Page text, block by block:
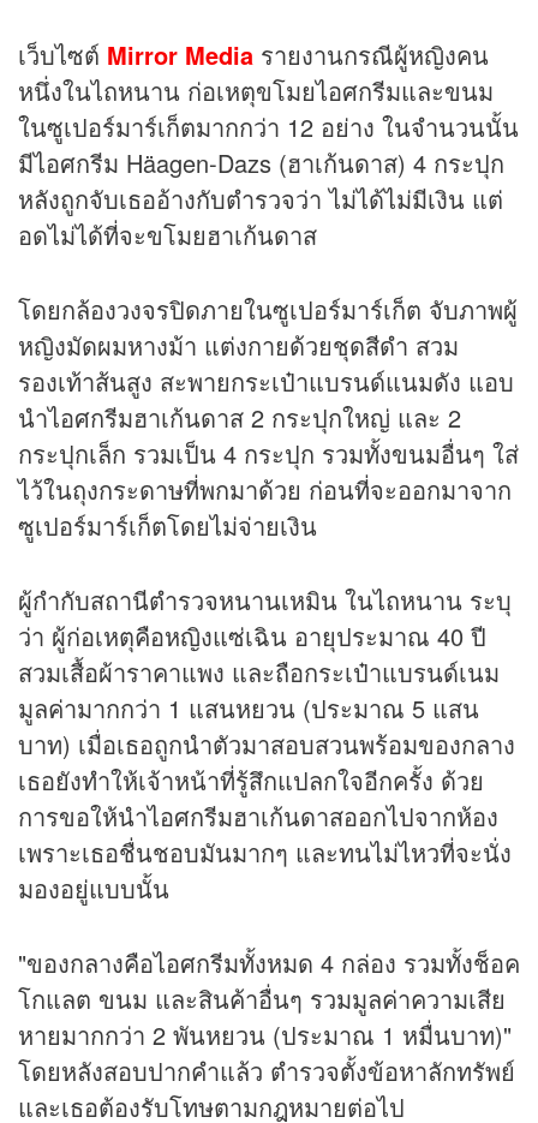
เว็บไซต์ Mirror Media รายงานกรณีผู้หญิงคน
หนึ่งในไถหนาน ก่อเหตุขโมยไอศกรีมและขนม
ในซูเปอร์มาร์เก็ตมากกว่า 12 อย่าง ในจำนวนนั้น
มีไอศกรีม Häagen-Dazs (ฮาเก้นดาส) 4 กระปุก
หลังถูกจับเธออ้างกับตำรวจว่า ไม่ได้ไม่มีเงิน แต่
อดไม่ได้ที่จะขโมยฮาเก้นดาส
โดยกล้องวงจรปิดภายในซูเปอร์มาร์เก็ต จับภาพผู้
หญิงมัดผมหางม้า แต่งกายด้วยชุดสีดำ สวม
รองเท้าส้นสูง สะพายกระเป๋าแบรนด์แนมดัง แอบ
นำไอศกรีมฮาเก้นดาส 2 กระปุกใหญ่ และ 2
กระปุกเล็ก รวมเป็น 4 กระปุก รวมทั้งขนมอื่นๆ ใส่
ไว้ในถุงกระดาษที่พกมาด้วย ก่อนที่จะออกมาจาก
ซูเปอร์มาร์เก็ตโดยไม่จ่ายเงิน
ผู้กำกับสถานีตำรวจหนานเหมิน ในไถหนาน ระบุ
ว่า ผู้ก่อเหตุคือหญิงแซ่เฉิน อายุประมาณ 40 ปี
สวมเสื้อผ้าราคาแพง และถือกระเป๋าแบรนด์เนม
มูลค่ามากกว่า 1 แสนหยวน (ประมาณ 5 แสน
บาท) เมื่อเธอถูกนำตัวมาสอบสวนพร้อมของกลาง
เธอยังทำให้เจ้าหน้าที่รู้สึกแปลกใจอีกครั้ง ด้วย
การขอให้นำไอศกรีมฮาเก้นดาสออกไปจากห้อง
เพราะเธอชื่นชอบมันมากๆ และทนไม่ไหวที่จะนั่ง
มองอยู่แบบนั้น
"ของกลางคือไอศกรีมทั้งหมด 4 กล่อง รวมทั้งช็อค
โกแลต ขนม และสินค้าอื่นๆ รวมมูลค่าความเสีย
หายมากกว่า 2 พันหยวน (ประมาณ 1 หมื่นบาท)"
โดยหลังสอบปากคำแล้ว ตำรวจตั้งข้อหาลักทรัพย์
และเธอต้องรับโทษตามกฎหมายต่อไป